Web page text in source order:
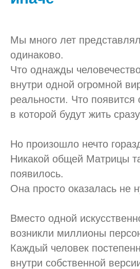
Мы много лет
одинаково.
Что однажды
внутри одной огромной
реальности. Что
в которой будут жить
Но произошло нечто
Никакой общей Матрицы
появилось.
Она просто оказалась не
Вместо одной
возникли миллионы
Каждый человек
внутри собственной